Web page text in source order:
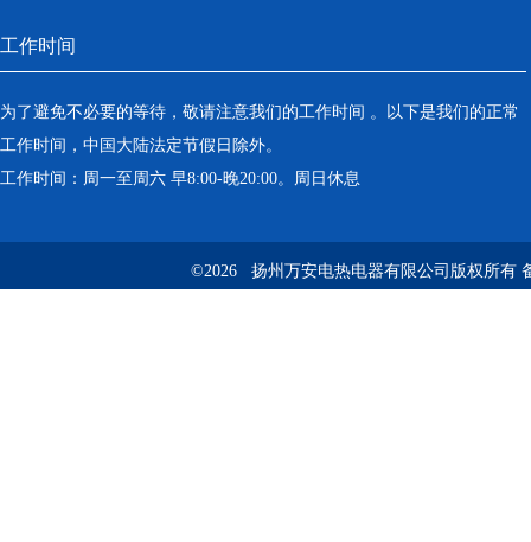
工作时间
为了避免不必要的等待，敬请注意我们的工作时间 。以下是我们的正常
工作时间，中国大陆法定节假日除外。
工作时间：周一至周六 早8:00-晚20:00。周日休息
©2026 扬州万安电热电器有限公司版权所有